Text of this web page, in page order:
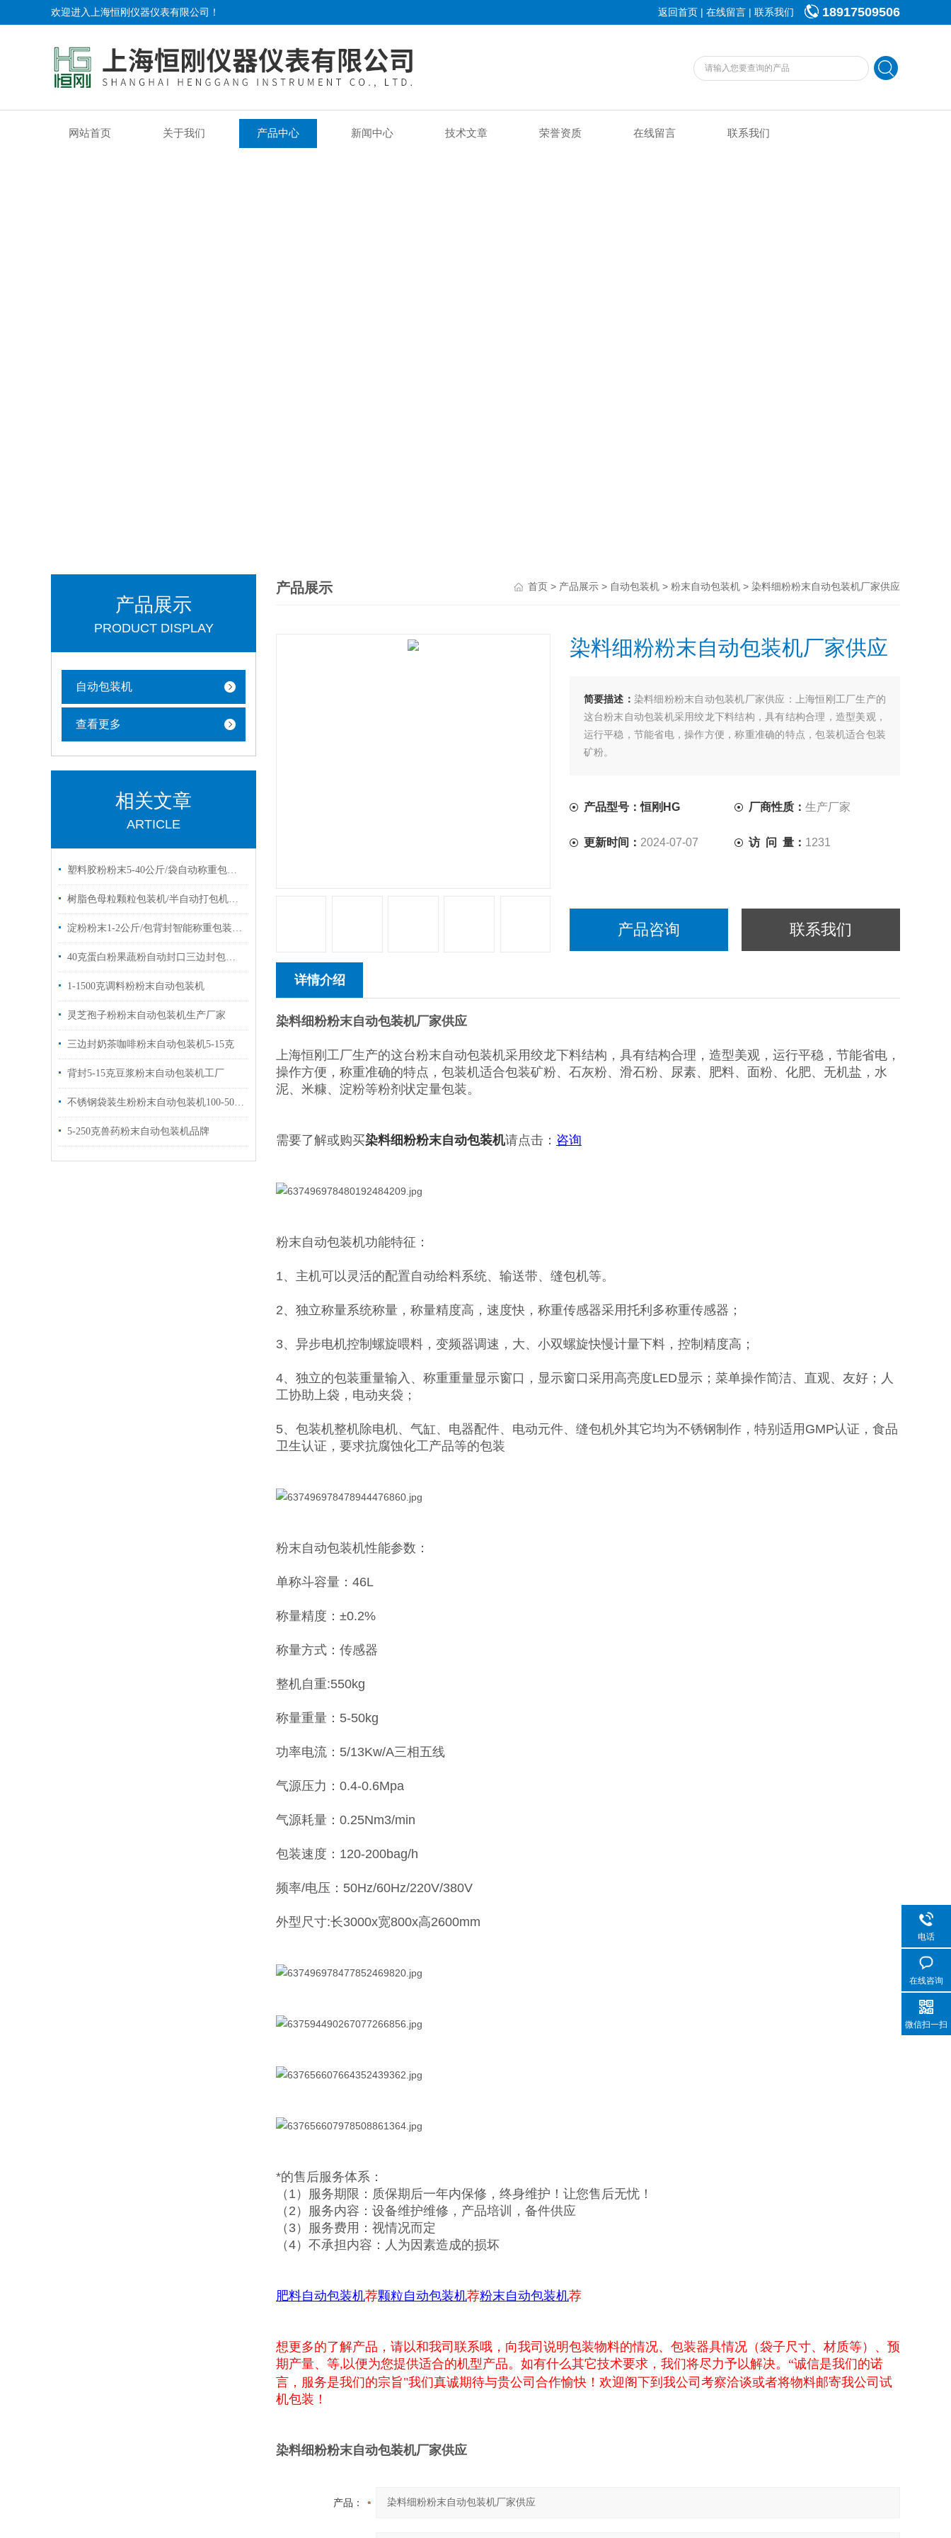
欢迎进入上海恒刚仪器仪表有限公司！ 18917509506
返回首页 | 在线留言 | 联系我们
网站首页 关于我们 产品中心 新闻中心 技术文章 荣誉资质 在线留言 联系我们
产品展示
PRODUCT DISPLAY
自动包装机
查看更多
相关文章
ARTICLE
塑料胶粉粉末5-40公斤/袋自动称重包装机设备
树脂色母粒颗粒包装机/半自动打包机厂家定制
淀粉粉末1-2公斤/包背封智能称重包装机报价
40克蛋白粉果蔬粉自动封口三边封包装机品牌
1-1500克调料粉粉末自动包装机
灵芝孢子粉粉末自动包装机生产厂家
三边封奶茶咖啡粉末自动包装机5-15克
背封5-15克豆浆粉末自动包装机工厂
不锈钢袋装生粉粉末自动包装机100-500克
5-250克兽药粉末自动包装机品牌
产品展示 首页 > 产品展示 > 自动包装机 > 粉末自动包装机 > 染料细粉粉末自动包装机厂家供应
染料细粉粉末自动包装机厂家供应
简要描述： 染料细粉粉末自动包装机厂家供应：上海恒刚工厂生产的
这台粉末自动包装机采用绞龙下料结构，具有结构合理，造型美观，
运行平稳，节能省电，操作方便，称重准确的特点，包装机适合包装
矿粉。
产品型号：恒刚HG 厂商性质：生产厂家
更新时间： 2024-07-07 访 问 量： 1231
产品咨询 联系我们
详情介绍
染料细粉粉末自动包装机厂家供应
上海恒刚工厂生产的这台粉末自动包装机采用绞龙下料结构，具有结构合理，造型美观，运行平稳，节能省电，
操作方便，称重准确的特点，包装机适合包装矿粉、石灰粉、滑石粉、尿素、肥料、面粉、化肥、无机盐，水
泥、米糠、淀粉等粉剂状定量包装。
需要了解或购买染料细粉粉末自动包装机请点击： 咨询
粉末自动包装机功能特征：
1、主机可以灵活的配置自动给料系统、输送带、缝包机等。
2、独立称量系统称量，称量精度高，速度快，称重传感器采用托利多称重传感器；
3、异步电机控制螺旋喂料，变频器调速，大、小双螺旋快慢计量下料，控制精度高；
4、独立的包装重量输入、称重重量显示窗口，显示窗口采用高亮度LED显示；菜单操作简洁、直观、友好；人
工协助上袋，电动夹袋；
5、包装机整机除电机、气缸、电器配件、电动元件、缝包机外其它均为不锈钢制作，特别适用GMP认证，食品
卫生认证，要求抗腐蚀化工产品等的包装
粉末自动包装机性能参数：
单称斗容量：46L
称量精度：±0.2%
称量方式：传感器
整机自重:550kg
称量重量：5-50kg
功率电流：5/13Kw/A三相五线
气源压力：0.4-0.6Mpa
气源耗量：0.25Nm3/min
包装速度：120-200bag/h
频率/电压：50Hz/60Hz/220V/380V
外型尺寸:长3000x宽800x高2600mm
*的售后服务体系：
（1）服务期限：质保期后一年内保修，终身维护！让您售后无忧！
（2）服务内容：设备维护维修，产品培训，备件供应
（3）服务费用：视情况而定
（4）不承担内容：人为因素造成的损坏
肥料自动包装机荐颗粒自动包装机荐粉末自动包装机荐
想更多的了解产品，请以和我司联系哦，向我司说明包装物料的情况、包装器具情况（袋子尺寸、材质等）、预
期产量、等,以便为您提供适合的机型产品。如有什么其它技术要求，我们将尽力予以解决。“诚信是我们的诺
言，服务是我们的宗旨"我们真诚期待与贵公司合作愉快！欢迎阁下到我公司考察洽谈或者将物料邮寄我公司试
机包装！
染料细粉粉末自动包装机厂家供应
产品：
电话
在线咨询
微信扫一扫